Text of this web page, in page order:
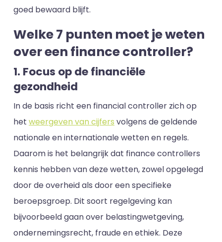
goed bewaard blijft.
Welke 7 punten moet je weten
over een finance controller?
1. Focus op de financiële
gezondheid
In de basis richt een financial controller zich op
het weergeven van cijfers volgens de geldende
nationale en internationale wetten en regels.
Daarom is het belangrijk dat finance controllers
kennis hebben van deze wetten, zowel opgelegd
door de overheid als door een specifieke
beroepsgroep. Dit soort regelgeving kan
bijvoorbeeld gaan over belastingwetgeving,
ondernemingsrecht, fraude en ethiek. Deze